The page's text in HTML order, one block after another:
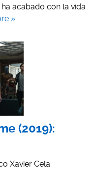
acabado con la vida
»
(2019):
Xavier Cela